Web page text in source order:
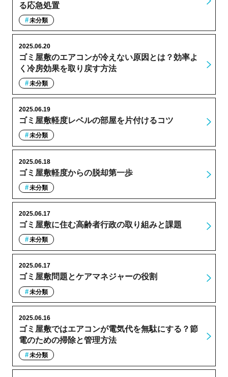
る応急処置
未分類
ゴミ屋敷のエアコンが冷えない原因とは？効率よ
く冷房効果を取り戻す方法
2025.06.20
未分類
ゴミ屋敷軽度レベルの部屋を片付けるコツ
2025.06.19
未分類
ゴミ屋敷軽度からの脱却第一歩
2025.06.18
未分類
ゴミ屋敷に住む高齢者行政の取り組みと課題
2025.06.17
未分類
ゴミ屋敷問題とケアマネジャーの役割
2025.06.17
未分類
ゴミ屋敷ではエアコンが電気代を無駄にする？節
電のための掃除と管理方法
2025.06.16
未分類